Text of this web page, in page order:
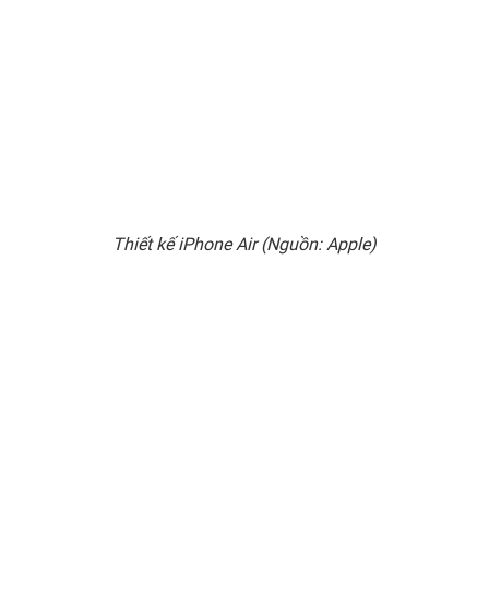
Thiết kế iPhone Air (Nguồn: Apple)